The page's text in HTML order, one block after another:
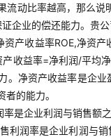
流动比率越高，那么
企业的偿还能力。贵
资产收益率ROE,净资
收益率=净利润/平均
。净资产收益率是企
的能力。
率是企业利润与销售额
利润率是企业利润与